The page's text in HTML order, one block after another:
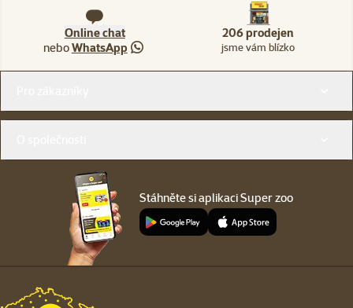
Online chat
neboWhatsApp
206 prodejen
jsme vám blízko
Stáhněte si aplikaci Super zoo